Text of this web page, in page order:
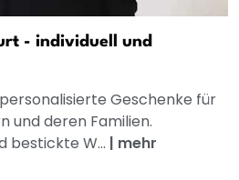
- individuell und
Geschenke für
und deren Familien.
bestickte W... | mehr